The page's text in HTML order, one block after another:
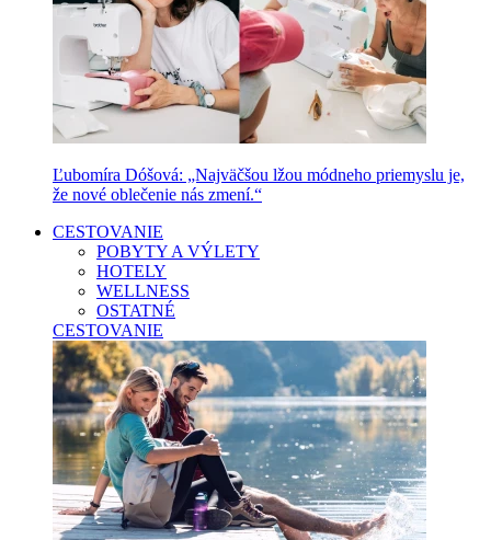
Ľubomíra Dóšová: „Najväčšou lžou módneho priemyslu je,
že nové oblečenie nás zmení.“
CESTOVANIE
POBYTY A VÝLETY
HOTELY
WELLNESS
OSTATNÉ
CESTOVANIE